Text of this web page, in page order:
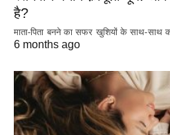
है?
माता-पिता बनने का सफर खुशियों के साथ-
6 months ago